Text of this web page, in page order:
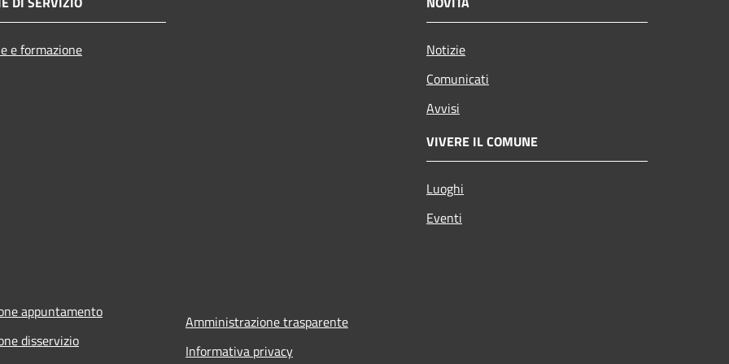
e formazione
Notizie
Comunicati
Avvisi
VIVERE IL COMUNE
Luoghi
Eventi
appuntamento
disservizio
Amministrazione trasparente
Informativa privacy